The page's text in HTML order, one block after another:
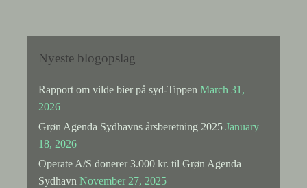
Nyeste blogopslag
Rapport om vilde bier på syd-Tippen March 31,
2026
Grøn Agenda Sydhavns årsberetning 2025 January
18, 2026
Operate A/S donerer 3.000 kr. til Grøn Agenda
Sydhavn November 27, 2025